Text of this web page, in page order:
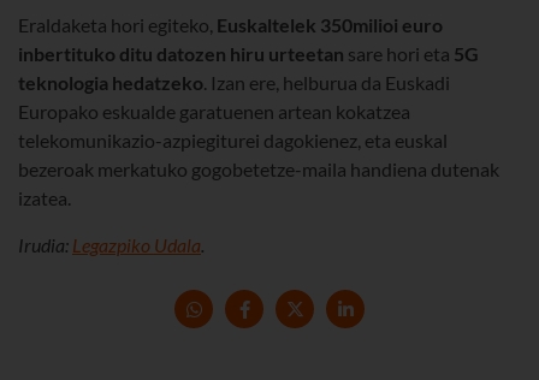
Eraldaketa hori egiteko, Euskaltelek 350milioi euro
inbertituko ditu datozen hiru urteetan sare hori eta 5G
teknologia hedatzeko. Izan ere, helburua da Euskadi
Europako eskualde garatuenen artean kokatzea
telekomunikazio-azpiegiturei dagokienez, eta euskal
bezeroak merkatuko gogobetetze-maila handiena dutenak
izatea.
Irudia: Legazpiko Udala.